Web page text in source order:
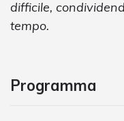
difficile,
tempo.
Programma